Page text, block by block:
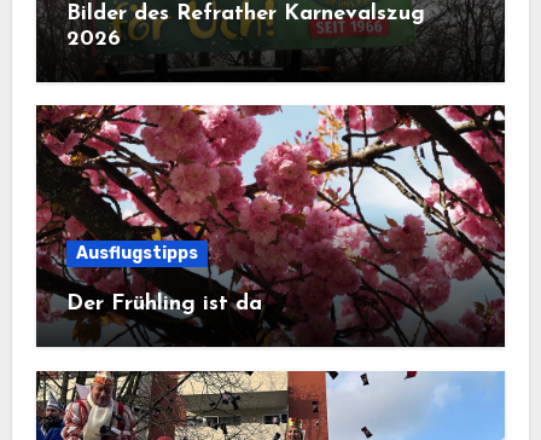
Bilder des Refrather Karnevalszug
2026
Ausflugstipps
Der Frühling ist da